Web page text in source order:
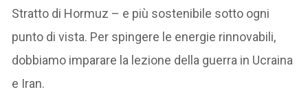
Stratto di Hormuz – e più sostenibile sotto ogni
punto di vista. Per spingere le energie rinnovabili,
dobbiamo imparare la lezione della guerra in Ucraina
e Iran.